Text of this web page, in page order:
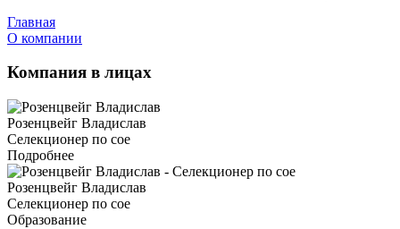
Главная
О компании
Компания в лицах
Розенцвейг Владислав
Селекционер по сое
Подробнее
Розенцвейг Владислав
Селекционер по сое
Образование